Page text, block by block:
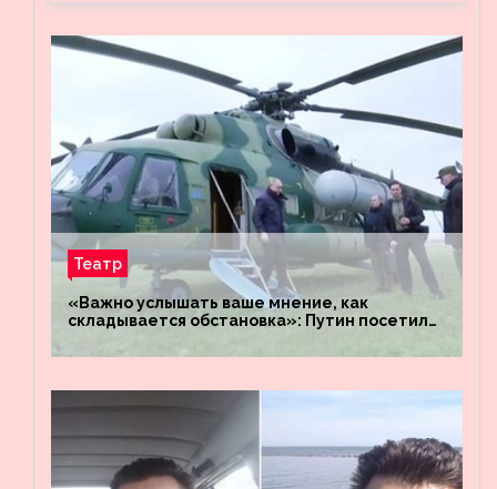
Театр
«Важно услышать ваше мнение, как
складывается обстановка»: Путин посетил
«Восток»